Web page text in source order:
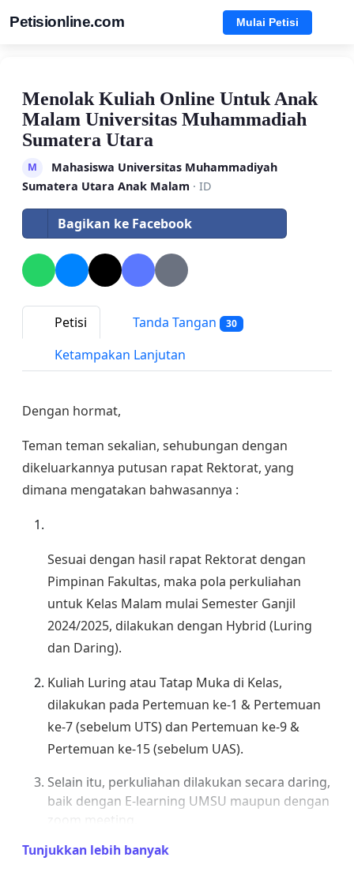
Petisionline.com Mulai Petisi
Menolak Kuliah Online Untuk Anak
Malam Universitas Muhammadiah
Sumatera Utara
M
Mahasiswa Universitas Muhammadiyah
Sumatera Utara Anak Malam · ID
Bagikan ke Facebook
Petisi Tanda Tangan 30
Ketampakan Lanjutan
Dengan hormat,
Teman teman sekalian, sehubungan dengan
dikeluarkannya putusan rapat Rektorat, yang
dimana mengatakan bahwasannya :
Sesuai dengan hasil rapat Rektorat dengan
Pimpinan Fakultas, maka pola perkuliahan
untuk Kelas Malam mulai Semester Ganjil
2024/2025, dilakukan dengan Hybrid (Luring
dan Daring).
Kuliah Luring atau Tatap Muka di Kelas,
dilakukan pada Pertemuan ke-1 & Pertemuan
ke-7 (sebelum UTS) dan Pertemuan ke-9 &
Pertemuan ke-15 (sebelum UAS).
Selain itu, perkuliahan dilakukan secara daring,
baik dengan E-learning UMSU maupun dengan
Jadi kami disini akan melakukan penolakan untuk
Tunjukkan lebih banyak